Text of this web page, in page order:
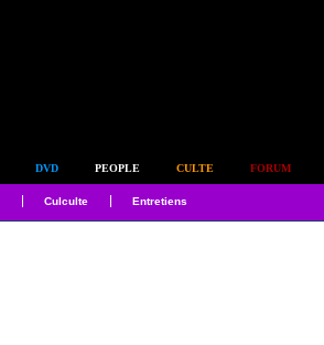
DVD PEOPLE CULTE FORUM
Culculte Entretiens